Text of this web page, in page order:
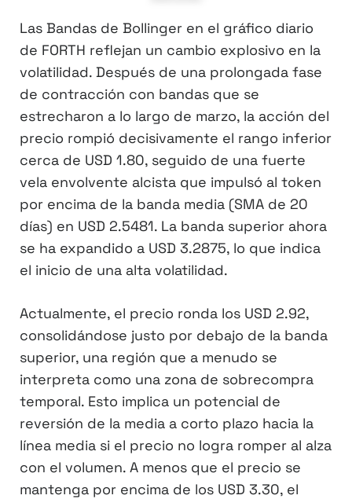
Las Bandas de Bollinger en el gráfico diario
de FORTH reflejan un cambio explosivo en la
volatilidad. Después de una prolongada fase
de contracción con bandas que se
estrecharon a lo largo de marzo, la acción del
precio rompió decisivamente el rango inferior
cerca de USD 1.80, seguido de una fuerte
vela envolvente alcista que impulsó al token
por encima de la banda media (SMA de 20
días) en USD 2.5481. La banda superior ahora
se ha expandido a USD 3.2875, lo que indica
el inicio de una alta volatilidad.
Actualmente, el precio ronda los USD 2.92,
consolidándose justo por debajo de la banda
superior, una región que a menudo se
interpreta como una zona de sobrecompra
temporal. Esto implica un potencial de
reversión de la media a corto plazo hacia la
línea media si el precio no logra romper al alza
con el volumen. A menos que el precio se
mantenga por encima de los USD 3.30, el